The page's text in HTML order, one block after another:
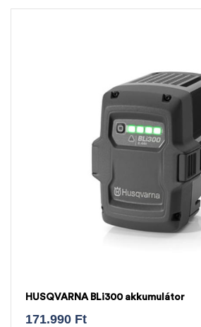
HUSQVARNA BLi300 akkumulátor
171.990 Ft